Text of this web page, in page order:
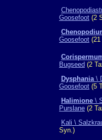
Goosefoot (2
Goosefoot
Bugseed (2
Dysphania\
Goosefoot (5
Halimione \
Purslane (2
Kali \
Syn.)